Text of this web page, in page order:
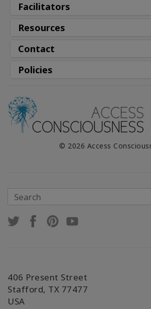
Facilitators
Resources
Contact
Policies
© 2026 Access
406 Present Street
Stafford, TX 77477
USA